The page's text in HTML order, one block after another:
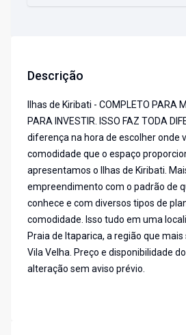
Descrição
Ilhas de Kiribati - COMPLETO PARA
PARA INVESTIR. ISSO FAZ TODA
diferença na hora de escolher onde
comodidade que o espaço
apresentamos o Ilhas de Kiribati.
empreendimento com o padrão de
conhece e com diversos tipos de
comodidade. Isso tudo em uma
Praia de Itaparica, a região que
Vila Velha. Preço e disponibilidade
alteração sem aviso prévio.